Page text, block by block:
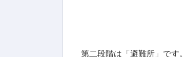
第二段階は「避難所」です。